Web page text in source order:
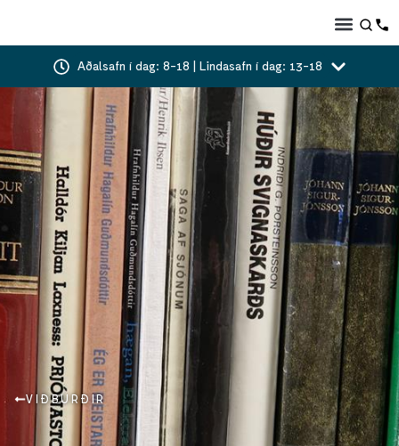
Aðalsafn í dag: 8-18 | Lindasafn í dag: 13-18
VIÐBURÐIR